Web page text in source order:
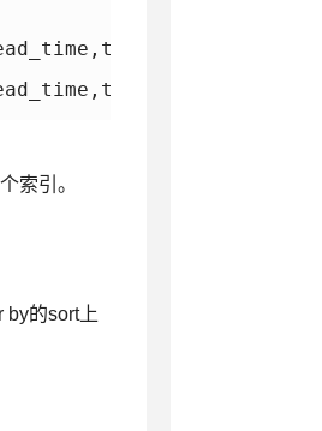
from follow
from follow
索引。
by的sort上